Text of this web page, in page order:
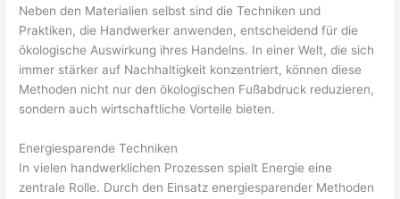
Neben den Materialien selbst sind die Techniken und
Praktiken, die Handwerker anwenden, entscheidend für die
ökologische Auswirkung ihres Handelns. In einer Welt, die sich
immer stärker auf Nachhaltigkeit konzentriert, können diese
Methoden nicht nur den ökologischen Fußabdruck reduzieren,
sondern auch wirtschaftliche Vorteile bieten.
Energiesparende Techniken
In vielen handwerklichen Prozessen spielt Energie eine
zentrale Rolle. Durch den Einsatz energiesparender Methoden